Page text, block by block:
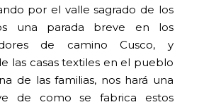
por el valle sagrado de los
una parada breve en los
de camino Cusco, y
las casas textiles en el pueblo
de las familias, nos hará una
de como se fabrica estos